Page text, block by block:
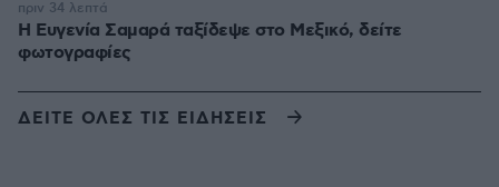
Η Ευγενία Σαμαρά ταξίδεψε στο Μεξικό, δείτε
φωτογραφίες
πριν 34 λεπτά
ΔΕΙΤΕ ΟΛΕΣ ΤΙΣ ΕΙΔΗΣΕΙΣ